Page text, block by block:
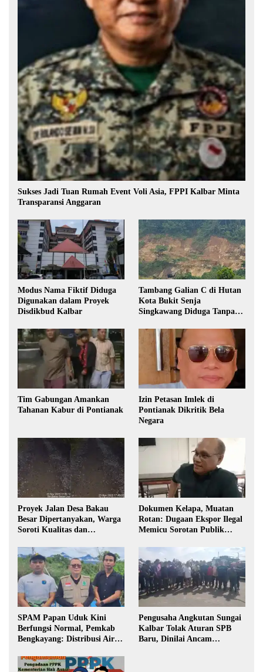
Sukses Jadi Tuan Rumah Event Voli Asia, FPPI Kalbar Minta
Transparansi Anggaran
Modus Nama Fiktif Diduga
Digunakan dalam Proyek
Disdikbud Kalbar
Tambang Galian C di Hutan
Kota Bukit Senja
Singkawang Diduga Tanpa
Tim Gabungan Amankan
Tahanan Kabur di Pontianak
Izin Petasan Imlek di
Pontianak Dikritik Bela
Negara
Proyek Jalan Desa Bakau
Besar Dipertanyakan, Warga
Soroti Kualitas dan
Pembangunan
Dokumen Kelapa, Muatan
Rotan: Dugaan Ekspor Ilegal
Memicu Sorotan Publik
SPAM Papan Uduk Kini
Berfungsi Normal, Pemkab
Bengkayang: Distribusi Air
Warga
Pengusaha Angkutan Sungai
Kalbar Tolak Aturan SPB
Baru, Dinilai Ancam